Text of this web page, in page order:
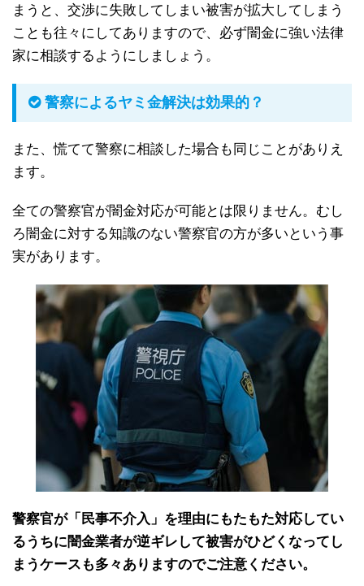
まうと、交渉に失敗してしまい被害が拡大してしまう
ことも往々にしてありますので、必ず闇金に強い法律
家に相談するようにしましょう。
警察によるヤミ金解決は効果的？
また、慌てて警察に相談した場合も同じことがありえ
ます。
全ての警察官が闇金対応が可能とは限りません。むし
ろ闇金に対する知識のない警察官の方が多いという事
実があります。
警察官が「民事不介入」を理由にもたもた対応してい
るうちに闇金業者が逆ギレして被害がひどくなってし
まうケースも多々ありますのでご注意ください。